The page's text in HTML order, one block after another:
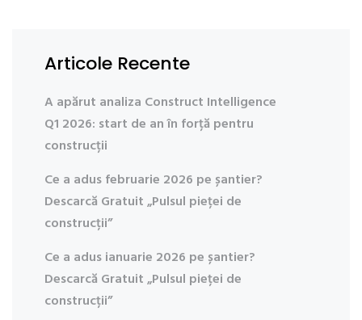
Articole Recente
A apărut analiza Construct Intelligence
Q1 2026: start de an în forță pentru
construcții
Ce a adus februarie 2026 pe șantier?
Descarcă Gratuit „Pulsul pieței de
construcții”
Ce a adus ianuarie 2026 pe șantier?
Descarcă Gratuit „Pulsul pieței de
construcții”